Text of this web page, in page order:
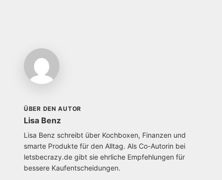
ÜBER DEN AUTOR
Lisa Benz
Lisa Benz schreibt über Kochboxen, Finanzen und
smarte Produkte für den Alltag. Als Co-Autorin bei
letsbecrazy.de gibt sie ehrliche Empfehlungen für
bessere Kaufentscheidungen.